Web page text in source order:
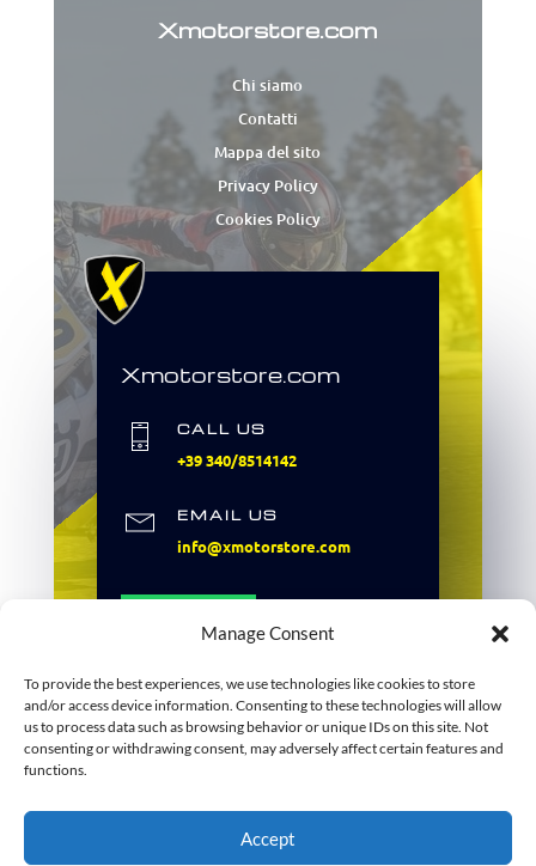
Manage Consent
To provide the best experiences, we use technologies like cookies to store
and/or access device information. Consenting to these technologies will allow
us to process data such as browsing behavior or unique IDs on this site. Not
consenting or withdrawing consent, may adversely affect certain features and
functions.
Accept
Xmotorstore.com
Chi siamo
Contatti
Mappa del sito
Privacy Policy
Cookies Policy
Xmotorstore.com
CALL US
+39 340/8514142
EMAIL US
info@xmotorstore.com
Scrivici